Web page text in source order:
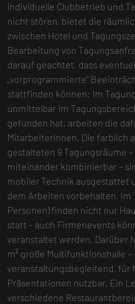
individuelle Clubbetrieb und
nicht stören, bietet die
zwischen Hotel und
Bearbeitung von
darauf geachtet, dass
„vorprogrammierte“
stattfinden können: Im
unmittelbar im
gefunden hat, arbeiten die
Mitarbeiterinnen. Die farblich
gestalteten 9 Tagungsräume
miteinander kombinierbar –
mobiler Technik ausgestattet
dem Arbeiten vorbehalten. Im
Personen) finden nicht nur
statt – auch Firmenevents
veranstaltet werden. Darüber
m² große Multifunktionshalle
veranstaltungsbegleitend, für
Präsentationen nutzbar. Ein
verschiedene